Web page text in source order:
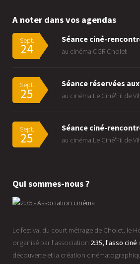
A noter dans vos agendas
Sept.
24
Séance ciné-
au cinéma CGR Cholet
Sept.
25
Séance réservées
au cinéma Le Ciné'Fil de
Sept.
25
Séance ciné-
au cinéma Le Ciné'Fil de
Qui sommes-nous ?
Le festival du court métrage de Cholet, le
organisé par l'association 2:35, l'asso ciné
découverte et la création